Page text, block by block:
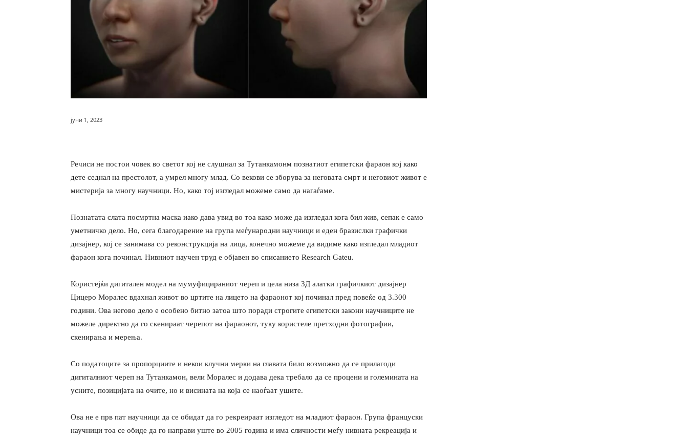
јуни 1, 2023
Речиси не постои човек во светот кој не слушнал за Тутанкамонм познатиот египетски фараон кој како
дете седнал на престолот, а умрел многу млад. Со векови се зборува за неговата смрт и неговиот живот е
мистерија за многу научници. Но, како тој изгледал можеме само да нагаѓаме.
Познатата слата посмртна маска иако дава увид во тоа како може да изгледал кога бил жив, сепак е само
уметничко дело. Но, сега благодарение на група меѓународни научници и еден бразислки графички
дизајнер, кој се занимава со реконструкција на лица, конечно можеме да видиме како изгледал младиот
фараон кога починал. Нивниот научен труд е објавен во списанието Research Gateu.
Користејќи дигитален модел на мумуфицираниот череп и цела низа 3Д алатки графичкиот дизајнер
Цицеро Моралес вдахнал живот во цртите на лицето на фараонот кој починал пред повеќе од 3.300
години. Ова негово дело е особено битно затоа што поради строгите египетски закони научниците не
можеле директно да го скенираат черепот на фараонот, туку користеле претходни фотографии,
скенирања и мерења.
Со податоците за пропорциите и некои клучни мерки на главата било возможно да се прилагоди
дигиталниот череп на Тутанкамон, вели Моралес и додава дека требало да се процени и големината на
усните, позицијата на очите, но и висината на која се наоѓаат ушите.
Ова не е прв пат научници да се обидат да го рекреираат изгледот на младиот фараон. Група француски
научници тоа се обиде да го направи уште во 2005 година и има сличности меѓу нивната рекреација и